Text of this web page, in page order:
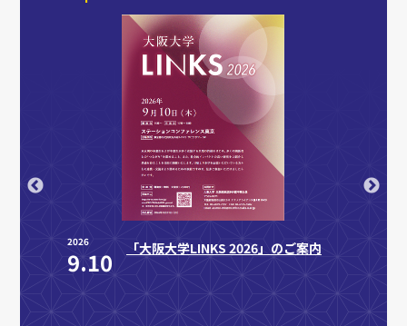
2026
9.10 「大阪大学LINKS 2026」のご案内